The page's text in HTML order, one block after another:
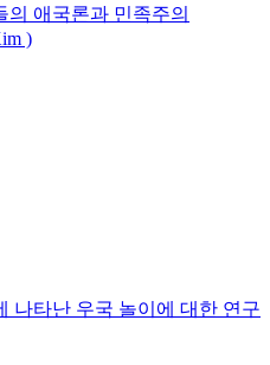
의 애국론과 민족주의
)
나타난 우국 놀이에 대한 연구